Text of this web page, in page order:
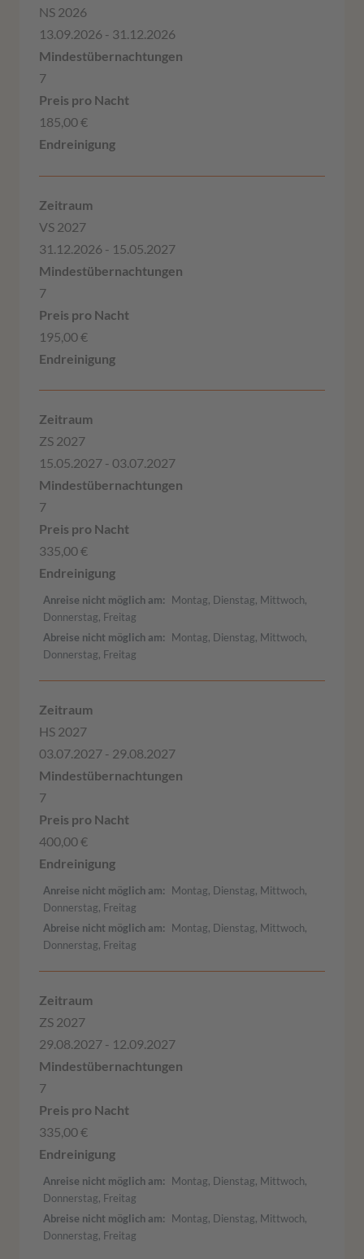
NS 2026
13.09.2026 - 31.12.2026
7
185,00 €
VS 2027
31.12.2026 - 15.05.2027
7
195,00 €
ZS 2027
15.05.2027 - 03.07.2027
7
335,00 €
Anreise nicht möglich am
Montag, Dienstag, Mittwoch,
Donnerstag, Freitag
Abreise nicht möglich am
Montag, Dienstag, Mittwoch,
Donnerstag, Freitag
HS 2027
03.07.2027 - 29.08.2027
7
400,00 €
Anreise nicht möglich am
Montag, Dienstag, Mittwoch,
Donnerstag, Freitag
Abreise nicht möglich am
Montag, Dienstag, Mittwoch,
Donnerstag, Freitag
ZS 2027
29.08.2027 - 12.09.2027
7
335,00 €
Anreise nicht möglich am
Montag, Dienstag, Mittwoch,
Donnerstag, Freitag
Abreise nicht möglich am
Montag, Dienstag, Mittwoch,
Donnerstag, Freitag